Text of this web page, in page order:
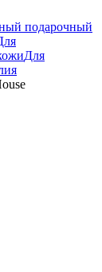
подарочный
Для